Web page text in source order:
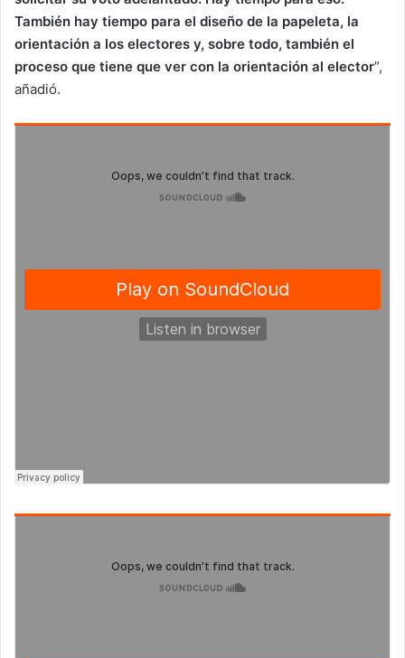
También hay tiempo para el diseño de la papeleta, la
orientación a los electores y, sobre todo, también el
proceso que tiene que ver con la orientación al elector”,
añadió.